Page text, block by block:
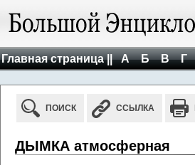
Главная страница || А Б В Г
ПОИСК ССЫЛКА
ДЫМКА атмосферная